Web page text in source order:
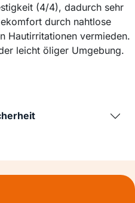
(4/4), dadurch sehr
durch nahtlose
Hautirritationen vermieden.
leicht öliger Umgebung.